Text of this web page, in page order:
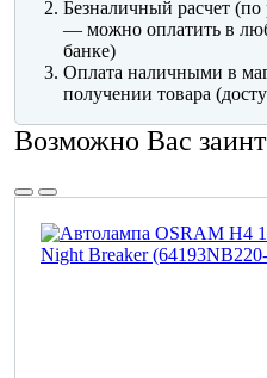
Безналичный расчет (по
— можно оплатить в
банке)
Оплата наличными в
получении товара
Возможно Вас